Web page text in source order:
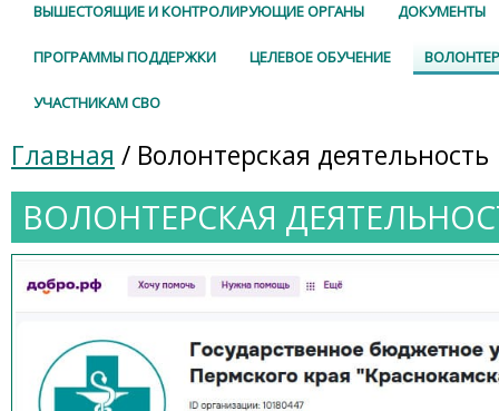
ВЫШЕСТОЯЩИЕ И КОНТРОЛИРУЮЩИЕ ОРГАНЫ ДОКУМЕНТЫ
ПРОГРАММЫ ПОДДЕРЖКИ ЦЕЛЕВОЕ ОБУЧЕНИЕ
УЧАСТНИКАМ СВО
Главная / Волонтерская деятельность
ВОЛОНТЕРСКАЯ